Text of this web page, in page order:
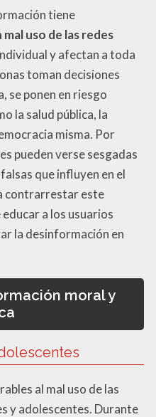
tiene
uso de las redes
y afectan a toda
toman decisiones
se ponen en riesgo
la salud pública, la
misma. Por
pueden verse sesgadas
que influyen en el
contrarrestar este
a los usuarios
la desinformación en
moral y
al mal uso de las
y adolescentes. Durante